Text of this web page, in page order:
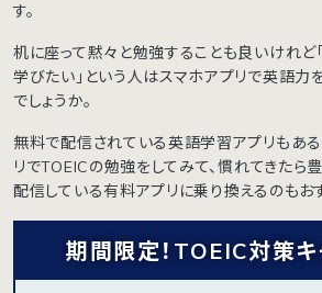
す。
机に座って黙々と勉強することも良いけれど
学びたい」という人はスマホアプリで英語力
でしょうか。
無料で配信されている英語学習アプリもあ
リでTOEICの勉強をしてみて、慣れてきたら
配信している有料アプリに乗り換えるのもお
期間限定！TOEIC対策キ